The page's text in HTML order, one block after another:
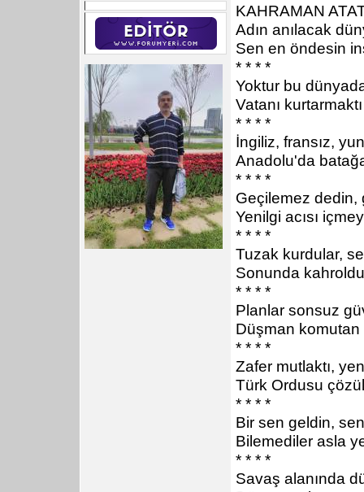
KAHRAMAN
Adın anılacak
Sen en öndesin
* * * *
Yoktur bu
Vatanı
* * * *
İngiliz, fransız,
Anadolu'da
* * * *
Geçilemez dedin,
Yenilgi acısı
* * * *
Tuzak kurdular,
Sonunda
* * * *
Planlar sonsuz
Düşman komutan
* * * *
Zafer mutlaktı,
Türk Ordusu
* * * *
Bir sen geldin,
Bilemediler asla
* * * *
Savaş alanında